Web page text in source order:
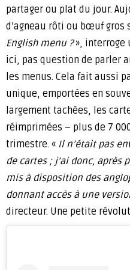
partager ou plat du jour.
d’agneau rôti ou bœuf gros
English menu ?», interroge
ici, pas question de parler
les menus. Cela fait aussi
unique, emportées en
largement tachées, les
réimprimées – plus de 7
trimestre. « Il n’était pas
de cartes ; j’ai donc, après
mis à disposition des
donnant accès à une
directeur. Une petite